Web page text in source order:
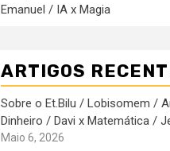
Emanuel / IA x Magia
ARTIGOS
Sobre o Et.Bilu / Lobisomem /
Dinheiro / Davi x Matemática /
Maio 6, 2026